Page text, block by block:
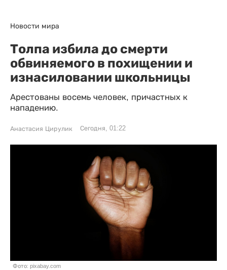
Новости мира
Толпа избила до смерти
обвиняемого в похищении и
изнасиловании школьницы
Арестованы восемь человек, причастных к
нападению.
Анастасия Цирулик Сегодня, 01:22
Фото: pixabay.com